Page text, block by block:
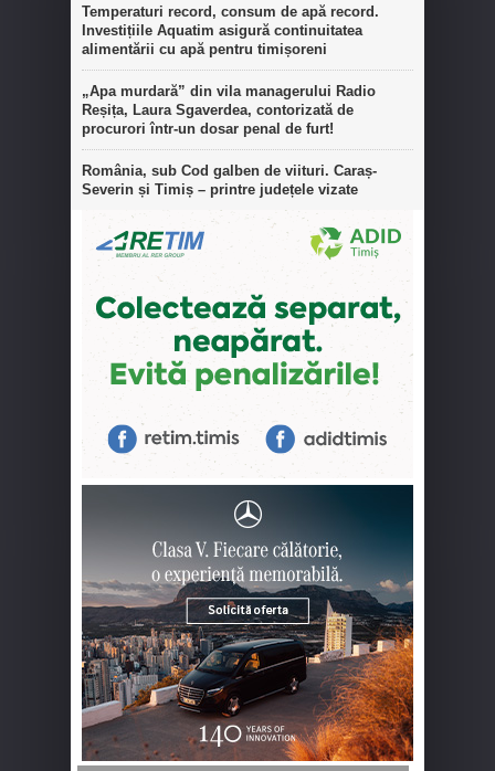
Temperaturi record, consum de apă record.
Investițiile Aquatim asigură continuitatea
alimentării cu apă pentru timișoreni
„Apa murdară” din vila managerului Radio
Reșița, Laura Sgaverdea, contorizată de
procurori într-un dosar penal de furt!
România, sub Cod galben de viituri. Caraș-
Severin și Timiș – printre județele vizate